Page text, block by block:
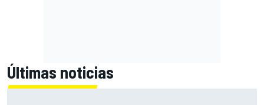
Últimas noticias